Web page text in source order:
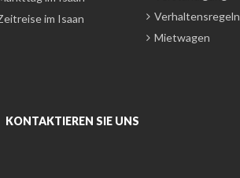
im Isaan
Verhaltensregeln
Mietwagen
KONTAKTIEREN SIE UNS